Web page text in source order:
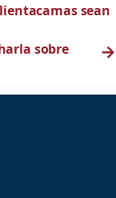
sean
sobre
→